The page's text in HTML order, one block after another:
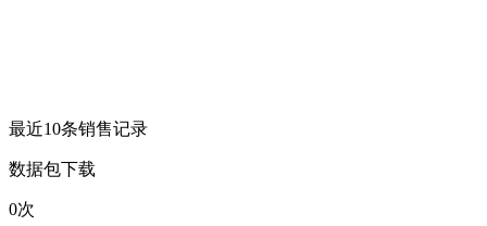
最近10条销售记录
数据包下载
0次